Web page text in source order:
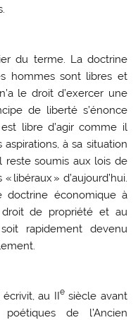
du terme. La doctrine
hommes sont libres et
le droit d’exercer une
de liberté s’énonce
libre d’agir comme il
à sa situation
reste soumis aux lois de
libéraux » d’aujourd’hui.
doctrine économique à
droit de propriété et au
rapidement devenu
au IIesiècle avant
de l’Ancien